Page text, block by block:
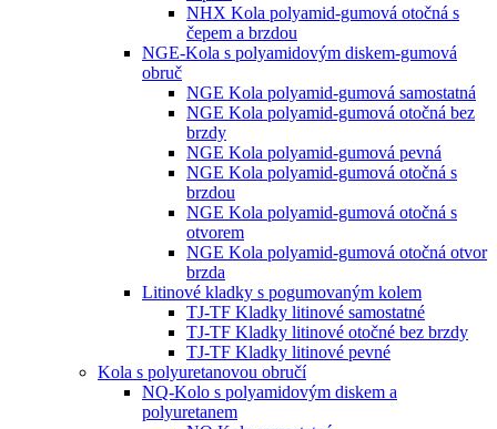
NHX Kola polyamid-gumová otočná s
čepem a brzdou
NGE-Kola s polyamidovým diskem-gumová
obruč
NGE Kola polyamid-gumová samostatná
NGE Kola polyamid-gumová otočná bez
brzdy
NGE Kola polyamid-gumová pevná
NGE Kola polyamid-gumová otočná s
brzdou
NGE Kola polyamid-gumová otočná s
otvorem
NGE Kola polyamid-gumová otočná otvor
brzda
Litinové kladky s pogumovaným kolem
TJ-TF Kladky litinové samostatné
TJ-TF Kladky litinové otočné bez brzdy
TJ-TF Kladky litinové pevné
Kola s polyuretanovou obručí
NQ-Kolo s polyamidovým diskem a
polyuretanem